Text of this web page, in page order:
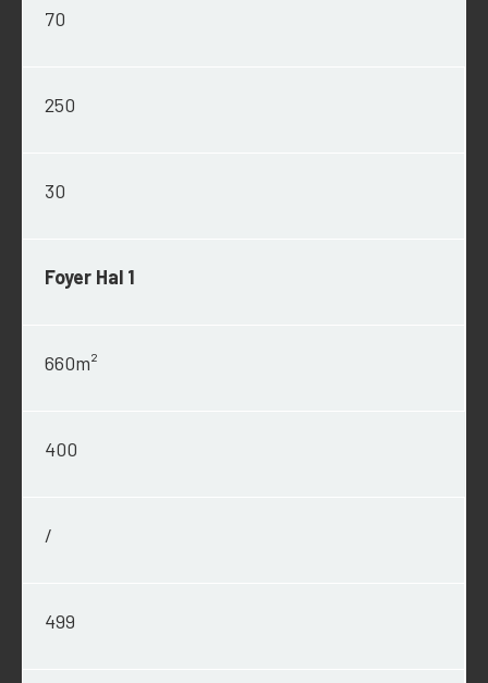
70
250
30
Foyer Hal 1
660m²
400
/
499